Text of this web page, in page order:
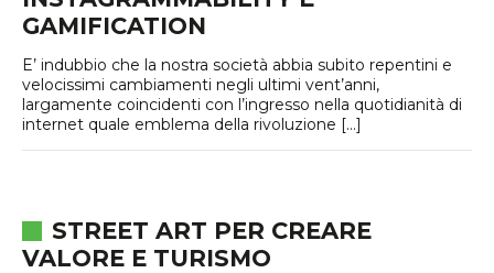
GAMIFICATION
E’ indubbio che la nostra società abbia subito repentini e
velocissimi cambiamenti negli ultimi vent’anni,
largamente coincidenti con l’ingresso nella quotidianità di
internet quale emblema della rivoluzione […]
STREET ART PER CREARE
VALORE E TURISMO